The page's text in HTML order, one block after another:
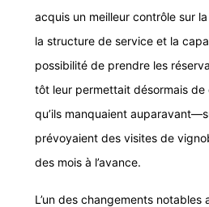
acquis un meilleur contrôle sur
la structure de service et la
possibilité de prendre les
tôt leur permettait désormais
qu’ils manquaient
prévoyaient des visites de
des mois à l’avance.
L’un des changements